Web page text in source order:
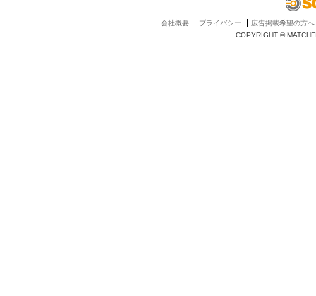
会社概要 プライバシー
広告掲載希望の方へ
COPYRIGHT ©